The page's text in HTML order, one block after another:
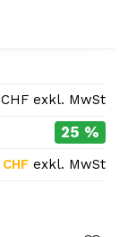
CHF exkl. MwSt
25 %
CHF exkl. MwSt